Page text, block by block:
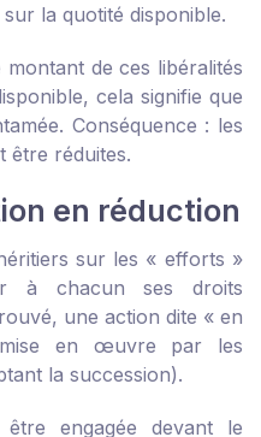
la quotité disponible.
de ces libéralités
cela signifie que
Conséquence : les
être réduites.
en réduction
sur les « efforts »
à chacun ses droits
une action dite « en
en œuvre par les
la succession).
engagée devant le